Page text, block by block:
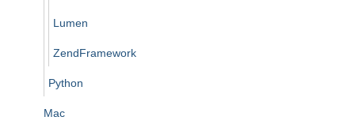
Lumen
ZendFramework
Python
Mac